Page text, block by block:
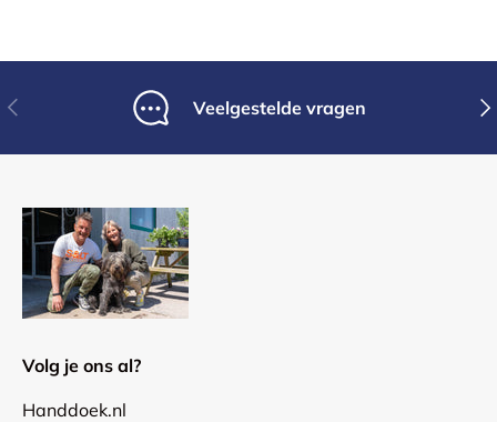
Vorige Veelgestelde vragen
Volg je ons al?
Handdoek.nl